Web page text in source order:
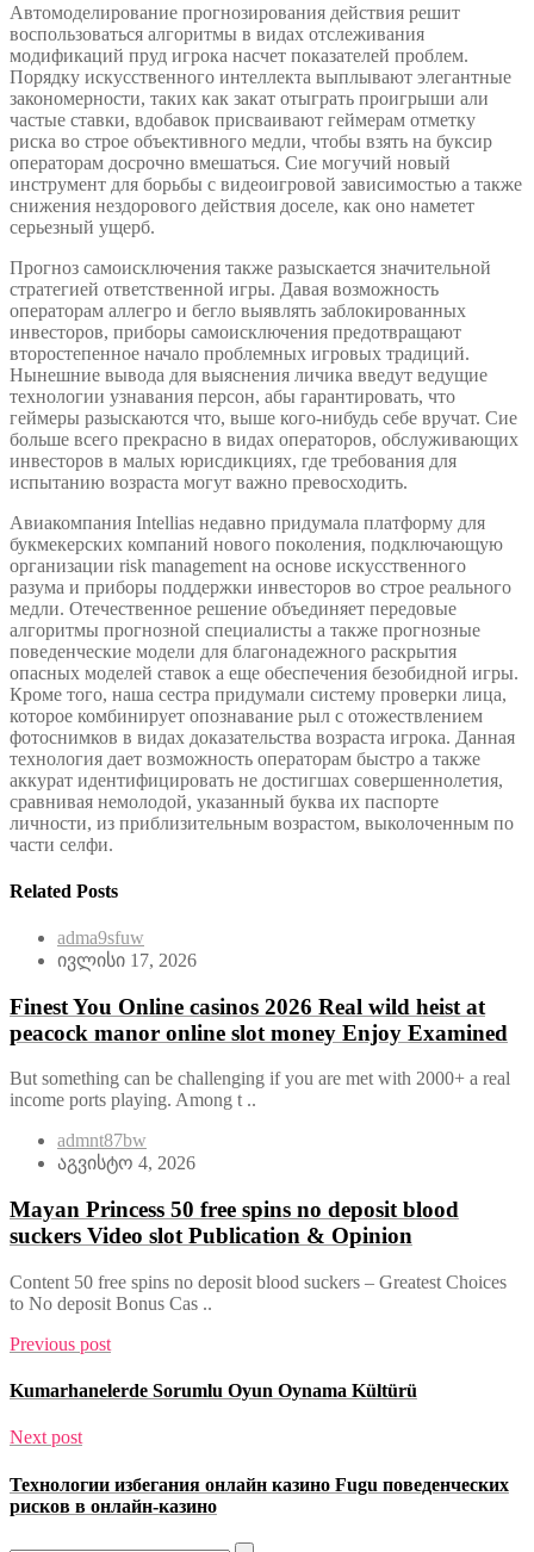
Автомоделирование прогнозирования действия решит
воспользоваться алгоритмы в видах отслеживания
модификаций пруд игрока насчет показателей проблем.
Порядку искусственного интеллекта выплывают элегантные
закономерности, таких как закат отыграть проигрыши али
частые ставки, вдобавок присваивают геймерам отметку
риска во строе объективного медли, чтобы взять на буксир
операторам досрочно вмешаться. Сие могучий новый
инструмент для борьбы с видеоигровой зависимостью а также
снижения нездорового действия доселе, как оно наметет
серьезный ущерб.
Прогноз самоисключения также разыскается значительной
стратегией ответственной игры. Давая возможность
операторам аллегро и бегло выявлять заблокированных
инвесторов, приборы самоисключения предотвращают
второстепенное начало проблемных игровых традиций.
Нынешние вывода для выяснения личика введут ведущие
технологии узнавания персон, абы гарантировать, что
геймеры разыскаются что, выше кого-нибудь себе вручат. Сие
больше всего прекрасно в видах операторов, обслуживающих
инвесторов в малых юрисдикциях, где требования для
испытанию возраста могут важно превосходить.
Авиакомпания Intellias недавно придумала платформу для
букмекерских компаний нового поколения, подключающую
организации risk management на основе искусственного
разума и приборы поддержки инвесторов во строе реального
медли. Отечественное решение объединяет передовые
алгоритмы прогнозной специалисты а также прогнозные
поведенческие модели для благонадежного раскрытия
опасных моделей ставок а еще обеспечения безобидной игры.
Кроме того, наша сестра придумали систему проверки лица,
которое комбинирует опознавание рыл с отожествлением
фотоснимков в видах доказательства возраста игрока. Данная
технология дает возможность операторам быстро а также
аккурат идентифицировать не достигшах совершеннолетия,
сравнивая немолодой, указанный буква их паспорте
личности, из приблизительным возрастом, выколоченным по
части селфи.
Related Posts
adma9sfuw
ივლისი 17, 2026
Finest You Online casinos 2026 Real wild heist at
peacock manor online slot money Enjoy Examined
But something can be challenging if you are met with 2000+ a real
income ports playing. Among t ..
admnt87bw
აგვისტო 4, 2026
Mayan Princess 50 free spins no deposit blood
suckers Video slot Publication & Opinion
Content 50 free spins no deposit blood suckers – Greatest Choices
to No deposit Bonus Cas ..
Previous post
Kumarhanelerde Sorumlu Oyun Oynama Kültürü
Next post
Технологии избегания онлайн казино Fugu поведенческих
рисков в онлайн-казино